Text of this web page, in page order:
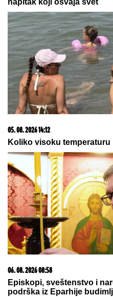
komšiluku
vraća kući
MUŠKARAC UBIO
Rašteli, oglasili se
IMALA JE
ĆERKU:
pred smrt
odluku
DA LI JE